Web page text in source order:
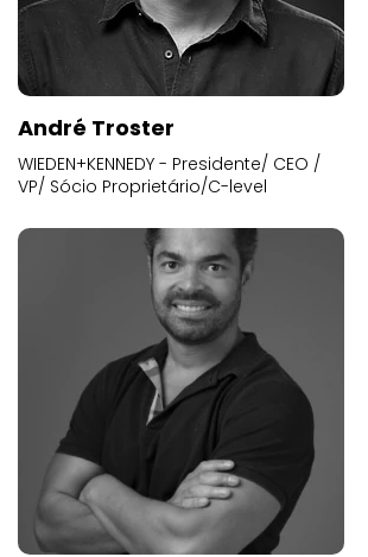
André Troster
WIEDEN+KENNEDY - Presidente/ CEO /
VP/ Sócio Proprietário/C-level